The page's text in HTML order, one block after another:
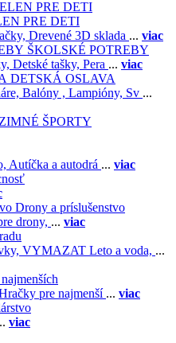
PRE DETI
Drevené 3D sklada ... viac
ŠKOLSKÉ POTREBY
Detské tašky, Pera ... viac
DETSKÁ OSLAVA
Balóny , Lampióny, Sv ...
ZIMNÉ ŠPORTY
Autíčka a autodrá ... viac
Drony a príslušenstvo
drony, ... viac
VYMAZAT Leto a voda, ...
pre najmenší ... viac
viac